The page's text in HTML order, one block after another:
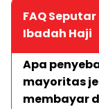
FAQ
Ibadah Haji
Apa
mayoritas
membayar